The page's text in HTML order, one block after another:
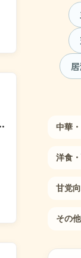
中華
洋食
甘党
その他